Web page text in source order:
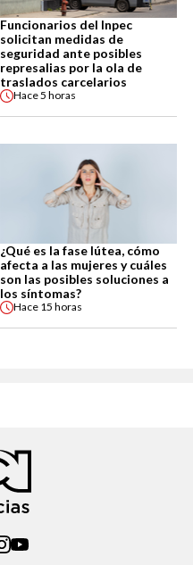
Funcionarios del Inpec
solicitan medidas de
seguridad ante posibles
represalias por la ola de
traslados carcelarios
Hace5 horas
¿Qué es la fase lútea, cómo
afecta a las mujeres y cuáles
son las posibles soluciones a
los síntomas?
Hace 15 horas